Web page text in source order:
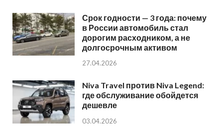
Срок годности — 3 года: почему
в России автомобиль стал
дорогим расходником, а не
долгосрочным активом
27.04.2026
Niva Travel против Niva Legend:
где обслуживание обойдется
дешевле
03.04.2026